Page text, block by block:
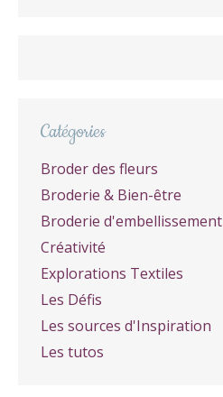
Catégories
Broder des fleurs
Broderie & Bien-être
Broderie d'embellissement
Créativité
Explorations Textiles
Les Défis
Les sources d'Inspiration
Les tutos